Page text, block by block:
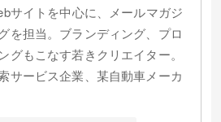
サイトを中心に、メールマガジ
を担当。ブランディング、プロ
グもこなす若きクリエイター。
サービス企業、某自動車メーカ